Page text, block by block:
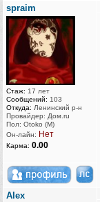
spraim
Стаж: 17 лет
Сообщений: 103
Откуда: Ленинский р-н
Провайдер: Дом.ru
Пол: Otoko (M)
Он-лайн: Нет
Карма: 0.00
AIex